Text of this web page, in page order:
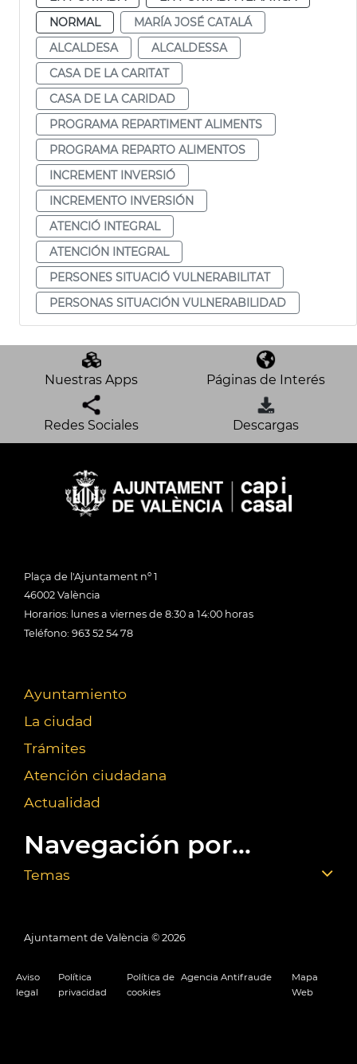
NORMAL
MARÍA JOSÉ CATALÁ
ALCALDESA
ALCALDESSA
CASA DE LA CARITAT
CASA DE LA CARIDAD
PROGRAMA REPARTIMENT ALIMENTS
PROGRAMA REPARTO ALIMENTOS
INCREMENT INVERSIÓ
INCREMENTO INVERSIÓN
ATENCIÓ INTEGRAL
ATENCIÓN INTEGRAL
PERSONES SITUACIÓ VULNERABILITAT
PERSONAS SITUACIÓN VULNERABILIDAD
Nuestras Apps Páginas de Interés
Redes Sociales Descargas
Plaça de l'Ajuntament nº 1
46002 València
Horarios: lunes a viernes de 8:30 a 14:00 horas
Teléfono: 963 52 54 78
Ayuntamiento
La ciudad
Trámites
Atención ciudadana
Actualidad
Navegación por...
Temas
Ajuntament de València © 2026
Aviso
legal
Política
privacidad
Política de
cookies
Agencia Antifraude
Mapa
Web